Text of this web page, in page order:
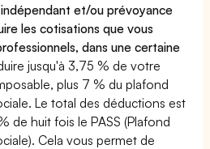
et/ou prévoyance
les cotisations que vous
dans une certaine
jusqu'à 3,75 % de votre
plus 7 % du plafond
Le total des déductions est
de huit fois le PASS (Plafond
Cela vous permet de